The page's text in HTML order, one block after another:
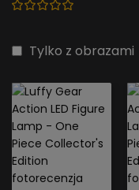
Tylko z obrazami